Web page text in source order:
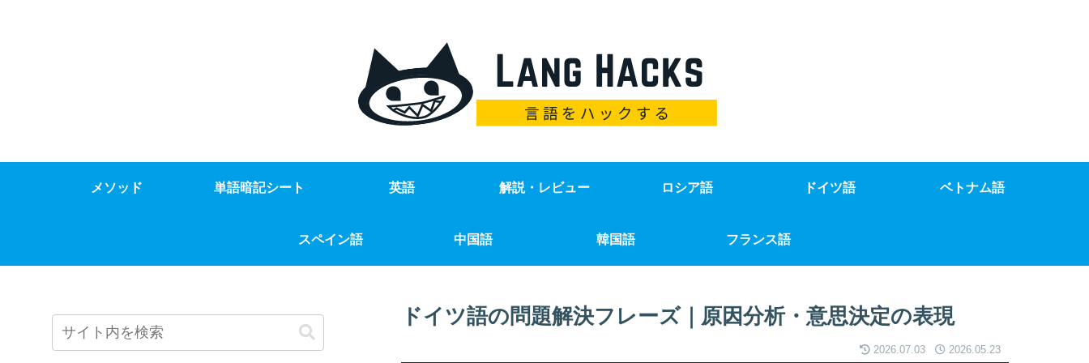
メソッド 単語暗記シート 英語 解説・レビュー ロシア語 ドイツ語 ベトナム語
スペイン語 中国語 韓国語 フランス語
ドイツ語の問題解決フレーズ｜原因分析・意思決定の表現
2026.07.03 2026.05.23